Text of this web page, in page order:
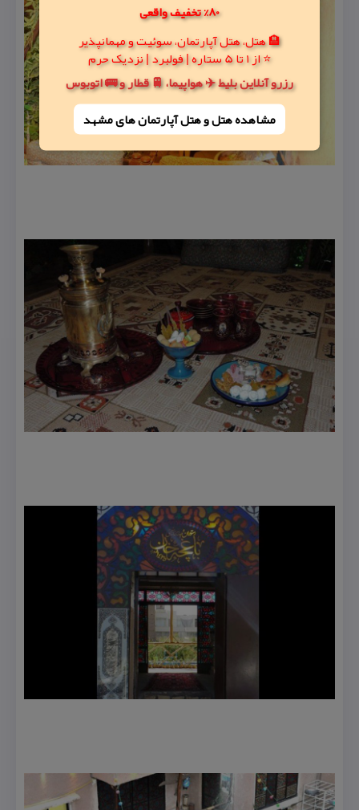
80% تخفیف واقعی
🏨 هتل، هتل آپارتمان، سوئیت و مهمانپذیر
⭐ از 1 تا 5 ستاره | فولبرد | نزدیک حرم
رزرو آنلاین بلیط ✈️ هواپیما، 🚆 قطار و 🚌 اتوبوس
مشاهده هتل و هتل‌ آپارتمان های مشهد